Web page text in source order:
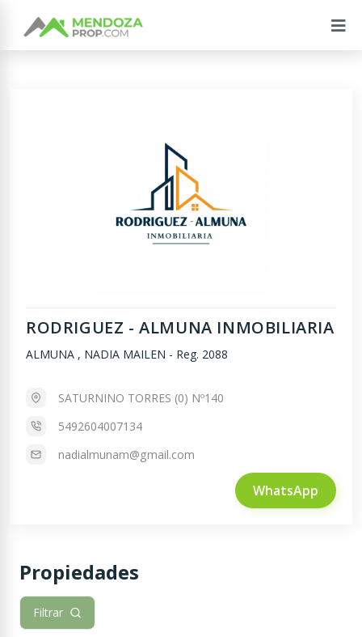
RODRIGUEZ - ALMUNA INMOBILIARIA
ALMUNA , NADIA MAILEN - Reg. 2088
SATURNINO TORRES (0) Nº140
5492604007134
nadialmunam@gmail.com
WhatsApp
Propiedades
Filtrar